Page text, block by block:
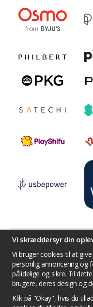
Betingelser
Twitter
YouTube
Politik om
Vi skræddersyr din
Vi bruger cookies til at
personlig annoncering og
pålidelige og sikre. Til
brugere, deres design og
Klik på "Okay", hvis du